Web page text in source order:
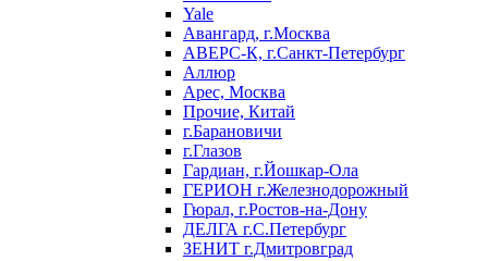
Yale
Авангард, г.Москва
АВЕРС-К, г.Санкт-Петербург
Аллюр
Арес, Москва
Прочие, Китай
г.Барановичи
г.Глазов
Гардиан, г.Йошкар-Ола
ГЕРИОН г.Железнодорожный
Гюрал, г.Ростов-на-Дону
ДЕЛГА г.С.Петербург
ЗЕНИТ г.Дмитровград